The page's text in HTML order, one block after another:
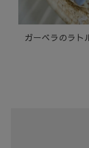
ガーベラのラ